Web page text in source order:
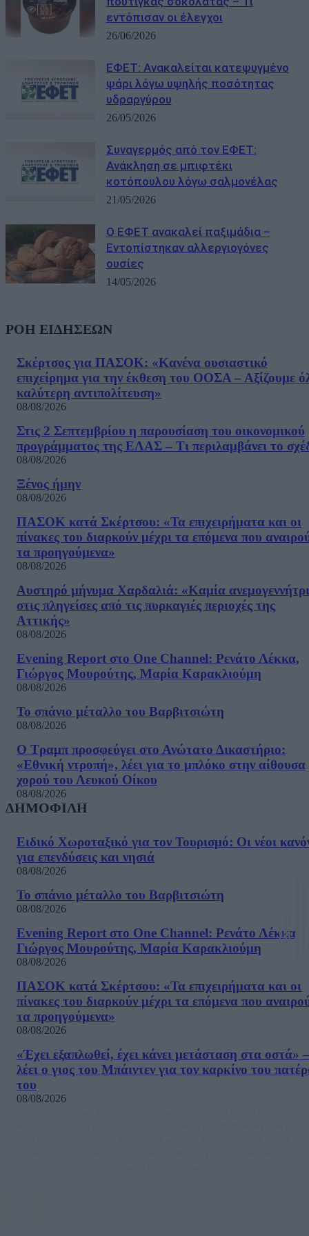
εντόπισαν οι έλεγχοι
26/06/2026
ΕΦΕΤ: Ανακαλείται κατεψυγμένο
ψάρι λόγω υψηλής ποσότητας
υδραργύρου
26/05/2026
Συναγερμός από τον ΕΦΕΤ:
Ανάκληση σε μπιφτέκι
κοτόπουλου λόγω σαλμονέλας
21/05/2026
Ο ΕΦΕΤ ανακαλεί παξιμάδια –
Εντοπίστηκαν αλλεργιογόνες
ουσίες
14/05/2026
ΡΟΗ ΕΙΔΗΣΕΩΝ
Σκέρτσος για ΠΑΣΟΚ: «Κανένα ουσιαστικό
επιχείρημα για την έκθεση του ΟΟΣΑ – Αξίζουμε
καλύτερη αντιπολίτευση»
08/08/2026
Στις 2 Σεπτεμβρίου η παρουσίαση του οικονομικού
προγράμματος της ΕΛΑΣ – Τι περιλαμβάνει το
08/08/2026
Ξένος ήμην
08/08/2026
ΠΑΣΟΚ κατά Σκέρτσου: «Τα επιχειρήματα και οι
πίνακες του διαρκούν μέχρι τα επόμενα που
τα προηγούμενα»
08/08/2026
Αυστηρό μήνυμα Χαρδαλιά: «Καμία
στις πληγείσες από τις πυρκαγιές περιοχές της
Αττικής»
08/08/2026
Evening Report στο One Channel: Ρενάτο Λέκκα,
Γιώργος Μουρούτης, Μαρία Καρακλιούμη
08/08/2026
Το σπάνιο μέταλλο του Βαρβιτσιώτη
08/08/2026
Ο Τραμπ προσφεύγει στο Ανώτατο Δικαστήριο:
«Εθνική ντροπή», λέει για το μπλόκο στην αίθουσα
χορού του Λευκού Οίκου
08/08/2026
ΔΗΜΟΦΙΛΗ
Ειδικό Χωροταξικό για τον Τουρισμό: Οι νέοι
για επενδύσεις και νησιά
08/08/2026
Το σπάνιο μέταλλο του Βαρβιτσιώτη
08/08/2026
Evening Report στο One Channel: Ρενάτο Λέκκα,
Γιώργος Μουρούτης, Μαρία Καρακλιούμη
08/08/2026
ΠΑΣΟΚ κατά Σκέρτσου: «Τα επιχειρήματα και οι
πίνακες του διαρκούν μέχρι τα επόμενα που
τα προηγούμενα»
08/08/2026
«Έχει εξαπλωθεί, έχει κάνει μετάσταση στα οστά»
λέει ο γιος του Μπάιντεν για τον καρκίνο του
του
08/08/2026